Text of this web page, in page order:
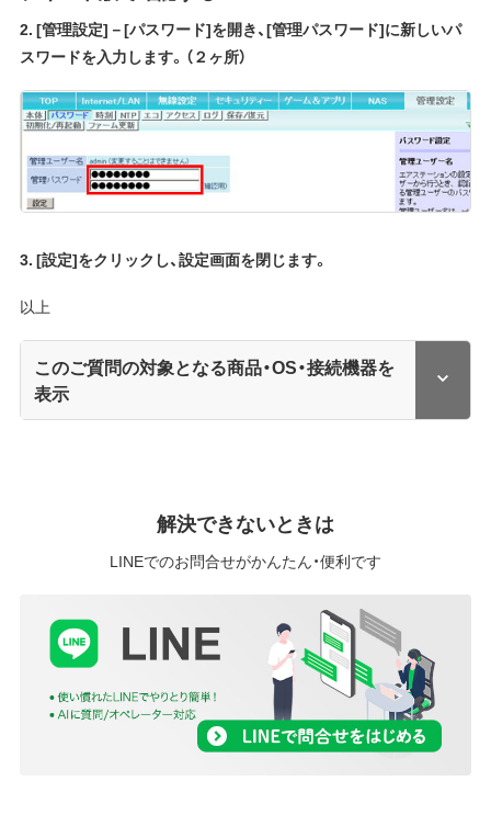
2. [管理設定]－[パスワード]を開き、[管理パスワード]に新しいパ
スワードを入力します。（２ヶ所）
3. [設定]をクリックし、設定画面を閉じます。
以上
このご質問の対象となる商品・OS・接続機器を
表示
解決できないときは
LINEでのお問合せがかんたん・便利です